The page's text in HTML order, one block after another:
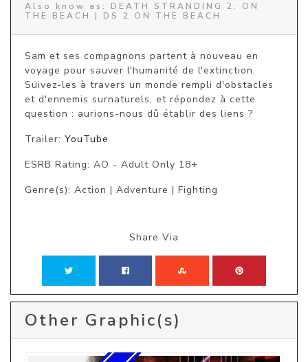
Also know as: DEATH STRANDING 2: ON
THE BEACH | DS 2 ON THE BEACH
Sam et ses compagnons partent à nouveau en
voyage pour sauver l'humanité de l'extinction.
Suivez-les à travers un monde rempli d'obstacles
et d'ennemis surnaturels, et répondez à cette
question : aurions-nous dû établir des liens ?
Trailer: YouTube
ESRB Rating: AO - Adult Only 18+
Genre(s): Action | Adventure | Fighting
Share Via
Other Graphic(s)